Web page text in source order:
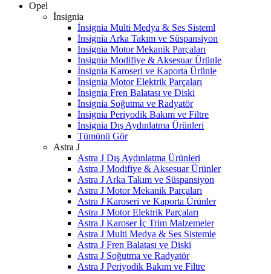
Opel
İnsignia
İnsignia Multi Medya & Ses Sisteml
İnsignia Arka Takım ve Süspansiyon
İnsignia Motor Mekanik Parçaları
İnsignia Modifiye & Aksesuar Ürünle
İnsignia Karoseri ve Kaporta Ürünle
İnsignia Motor Elektrik Parçaları
İnsignia Fren Balatası ve Diski
İnsignia Soğutma ve Radyatör
İnsignia Periyodik Bakım ve Filtre
İnsignia Dış Aydınlatma Ürünleri
Tümünü Gör
Astra J
Astra J Dış Aydınlatma Ürünleri
Astra J Modifiye & Aksesuar Ürünler
Astra J Arka Takım ve Süspansiyon
Astra J Motor Mekanik Parçaları
Astra J Karoseri ve Kaporta Ürünler
Astra J Motor Elektrik Parçaları
Astra J Karoser İç Trim Malzemeler
Astra J Multi Medya & Ses Sistemle
Astra J Fren Balatası ve Diski
Astra J Soğutma ve Radyatör
Astra J Periyodik Bakım ve Filtre